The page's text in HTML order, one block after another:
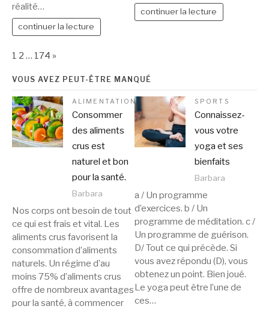
réalité…
continuer la lecture
continuer la lecture
Page:
1 2 … 174 Next
»
VOUS AVEZ PEUT-ÊTRE MANQUÉ
ALIMENTATION
Consommer
des aliments
crus est
naturel et bon
pour la santé.
Barbara
Nos corps ont besoin de tout
ce qui est frais et vital. Les
aliments crus favorisent la
consommation d’aliments
naturels. Un régime d’au
moins 75% d’aliments crus
offre de nombreux avantages
pour la santé, à commencer
SPORTS
Connaissez-
vous votre
yoga et ses
bienfaits
Barbara
a / Un programme
d’exercices. b / Un
programme de méditation. c /
Un programme de guérison.
D/ Tout ce qui précède. Si
vous avez répondu (D), vous
obtenez un point. Bien joué.
Le yoga peut être l’une de
ces…